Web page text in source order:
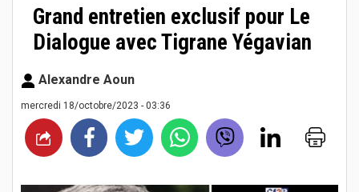
Grand entretien exclusif pour Le
Dialogue avec Tigrane Yégavian
Alexandre Aoun
mercredi 18/octobre/2023 - 03:36